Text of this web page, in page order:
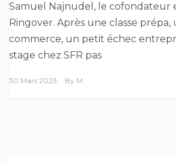
Samuel Najnudel, le cofondateur
Ringover. Après une classe prépa,
commerce, un petit échec
stage chez SFR pas
30 Mars 2023 By M.